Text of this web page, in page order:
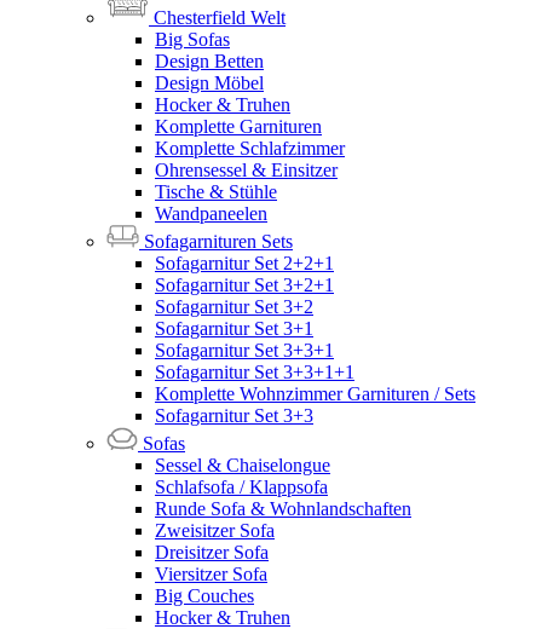
Chesterfield Welt
Big Sofas
Design Betten
Design Möbel
Hocker & Truhen
Komplette Garnituren
Komplette Schlafzimmer
Ohrensessel & Einsitzer
Tische & Stühle
Wandpaneelen
Sofagarnituren Sets
Sofagarnitur Set 2+2+1
Sofagarnitur Set 3+2+1
Sofagarnitur Set 3+2
Sofagarnitur Set 3+1
Sofagarnitur Set 3+3+1
Sofagarnitur Set 3+3+1+1
Komplette Wohnzimmer Garnituren / Sets
Sofagarnitur Set 3+3
Sofas
Sessel & Chaiselongue
Schlafsofa / Klappsofa
Runde Sofa & Wohnlandschaften
Zweisitzer Sofa
Dreisitzer Sofa
Viersitzer Sofa
Big Couches
Hocker & Truhen